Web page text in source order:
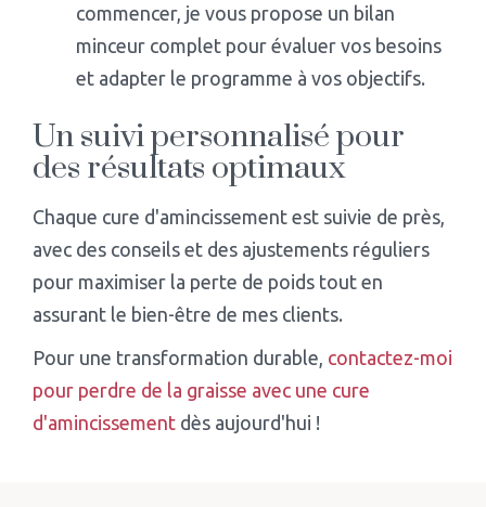
commencer, je vous propose un bilan
minceur complet pour évaluer vos besoins
et adapter le programme à vos objectifs.
Un suivi personnalisé pour
des résultats optimaux
Chaque cure d'amincissement est suivie de près,
avec des conseils et des ajustements réguliers
pour maximiser la perte de poids tout en
assurant le bien-être de mes clients.
Pour une transformation durable, contactez-moi
pour perdre de la graisse avec une cure
d'amincissement dès aujourd'hui !